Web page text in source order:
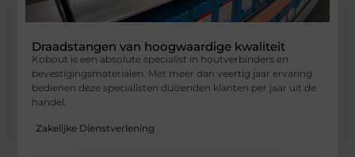
Draadstangen van hoogwaardige kwaliteit
Kobout is een absolute specialist in houtverbinders en
bevestigingsmaterialen. Met meer dan veertig jaar ervaring
bedienen deze specialisten duizenden klanten per jaar uit de
handel,
Zakelijke Dienstverlening